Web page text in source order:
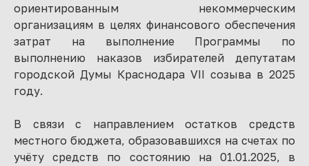
ориентированным некоммерческим
организациям в целях финансового обеспечения
затрат на выполнение Программы по
выполнению наказов избирателей депутатам
городской Думы Краснодара VII созыва в 2025
году.
В связи с направлением остатков средств
местного бюджета, образовавшихся на счетах по
учёту средств по состоянию на 01.01.2025, в